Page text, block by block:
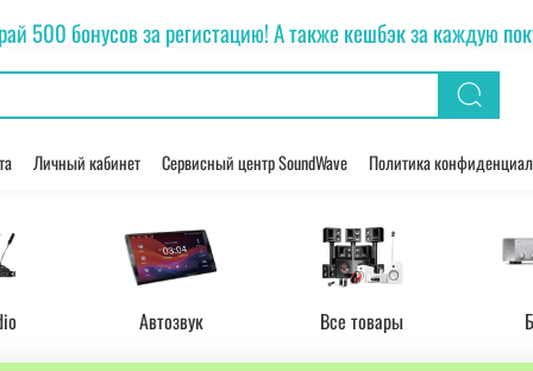
500 бонусов за регистацию! А также кешбэк за каждую
Личный кабинет Сервисный центр SoundWave Политика
Автозвук Все товары